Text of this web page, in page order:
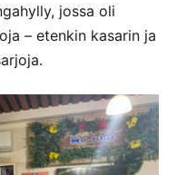
jossa oli
– etenkin kasarin ja